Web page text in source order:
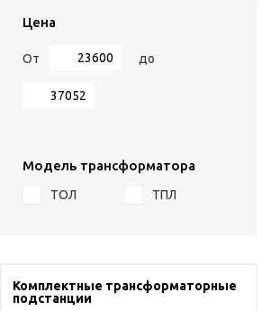
Цена
От до
Модель трансформатора
ТОЛ ТПЛ
Комплектные трансформаторные
подстанции